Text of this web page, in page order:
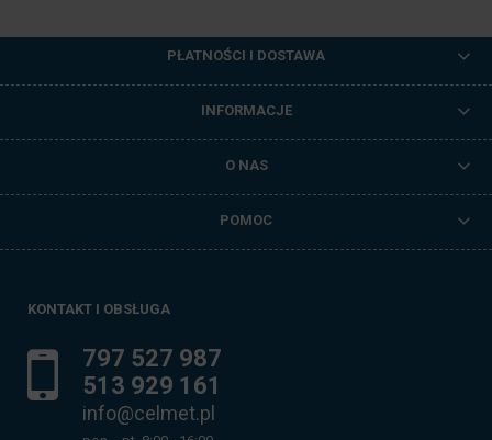
PŁATNOŚCI I DOSTAWA
INFORMACJE
O NAS
POMOC
KONTAKT I OBSŁUGA
797 527 987
513 929 161
info@celmet.pl